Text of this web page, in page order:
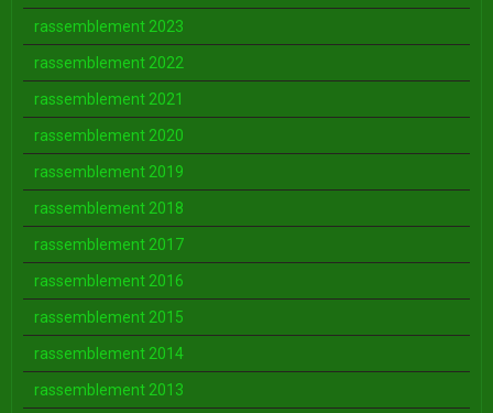
rassemblement 2023
rassemblement 2022
rassemblement 2021
rassemblement 2020
rassemblement 2019
rassemblement 2018
rassemblement 2017
rassemblement 2016
rassemblement 2015
rassemblement 2014
rassemblement 2013